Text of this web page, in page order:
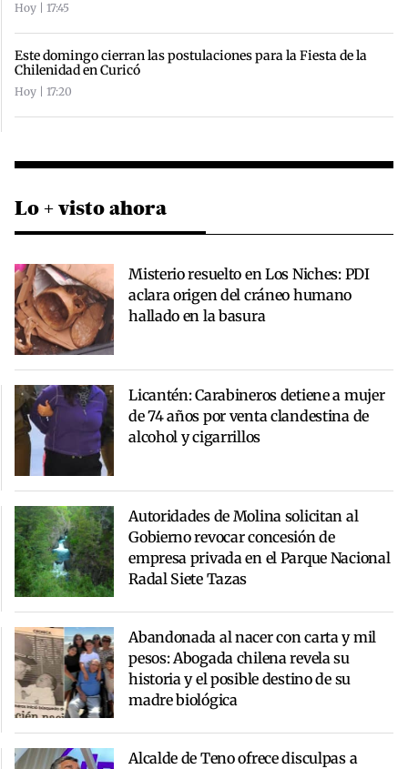
Hoy | 17:45
Este domingo cierran las postulaciones para la Fiesta de la
Chilenidad en Curicó
Hoy | 17:20
Lo + visto ahora
Misterio resuelto en Los Niches: PDI
aclara origen del cráneo humano
hallado en la basura
Licantén: Carabineros detiene a mujer
de 74 años por venta clandestina de
alcohol y cigarrillos
Autoridades de Molina solicitan al
Gobierno revocar concesión de
empresa privada en el Parque Nacional
Radal Siete Tazas
Abandonada al nacer con carta y mil
pesos: Abogada chilena revela su
historia y el posible destino de su
madre biológica
Alcalde de Teno ofrece disculpas a